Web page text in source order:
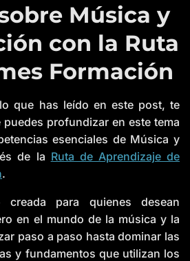
Música y
con la Ruta
Formación
que has leído en este post, te
profundizar en este tema
esenciales de Música y
de la Ruta de Aprendizaje de
.
para quienes desean
en el mundo de la música y la
paso a paso hasta dominar las
y fundamentos que utilizan los